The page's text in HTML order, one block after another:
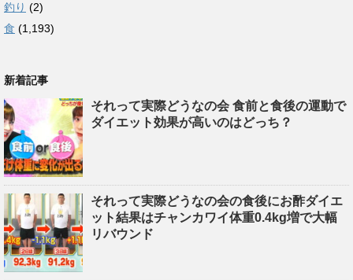
釣り (2)
食 (1,193)
新着記事
それって実際どうなの会 食前と食後の運動で
ダイエット効果が高いのはどっち？
それって実際どうなの会の食後にお酢ダイエ
ット結果はチャンカワイ体重0.4kg増で大幅
リバウンド